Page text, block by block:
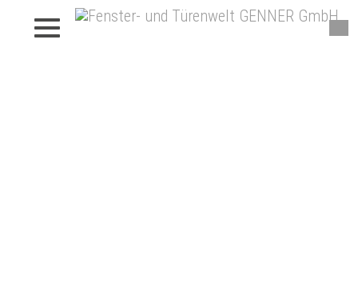
Fenster von Genner